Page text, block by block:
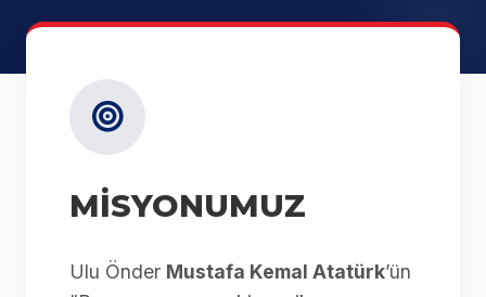
MİSYONUMUZ
Ulu Önder Mustafa Kemal Atatürk’ün